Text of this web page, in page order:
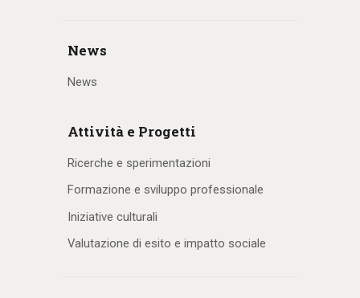
News
News
Attività e Progetti
Ricerche e sperimentazioni
Formazione e sviluppo professionale
Iniziative culturali
Valutazione di esito e impatto sociale